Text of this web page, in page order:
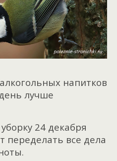
напитков
лучше
24 декабря
переделать все дела